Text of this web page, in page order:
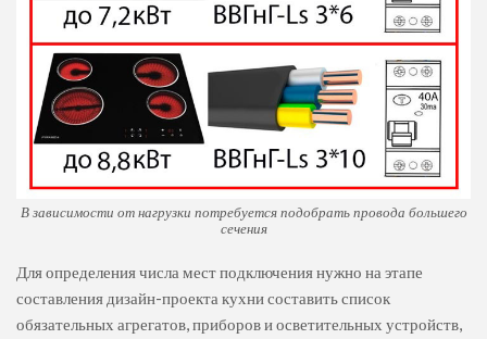
В зависимости от нагрузки потребуется подобрать провода большего
сечения
Для определения числа мест подключения нужно на этапе
составления дизайн-проекта кухни составить список
обязательных агрегатов, приборов и осветительных устройств,